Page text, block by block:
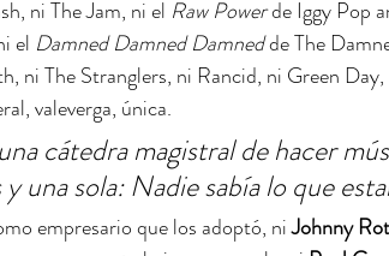
ni The Jam, ni el Raw Power de Iggy Pop
el Damned Damned Damned de The
ni The Stranglers, ni Rancid, ni Green
valeverga, única.
cátedra magistral de hacer
una sola: Nadie sabía lo que
empresario que los adoptó, ni Johnny